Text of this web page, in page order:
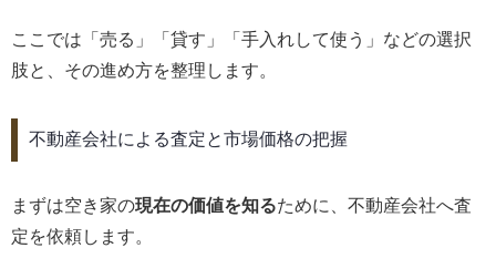
ここでは「売る」「貸す」「手入れして使う」などの選択
肢と、その進め方を整理します。
不動産会社による査定と市場価格の把握
まずは空き家の現在の価値を知るために、不動産会社へ査
定を依頼します。